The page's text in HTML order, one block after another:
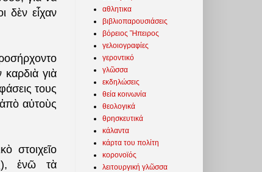
δὲν εἶχαν
γιὰ
τους
αὐτοὺς
στοιχεῖο
ἐνῶ τὰ
αθλητικα
βιβλιοπαρουσιάσεις
βόρειος Ἤπειρος
γελοιογραφίες
γεροντικό
γλῶσσα
εκδηλώσεις
θεία κοινωνία
θεολογικά
θρησκευτικά
κάλαντα
κάρτα του πολίτη
κορονοϊός
λειτουργική γλῶσσα